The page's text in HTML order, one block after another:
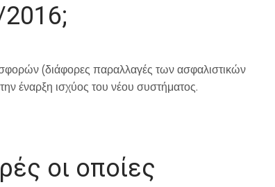
2016;
(διάφορες παραλλαγές των ασφαλιστικών
έναρξη ισχύος του νέου συστήματος.
οι οποίες